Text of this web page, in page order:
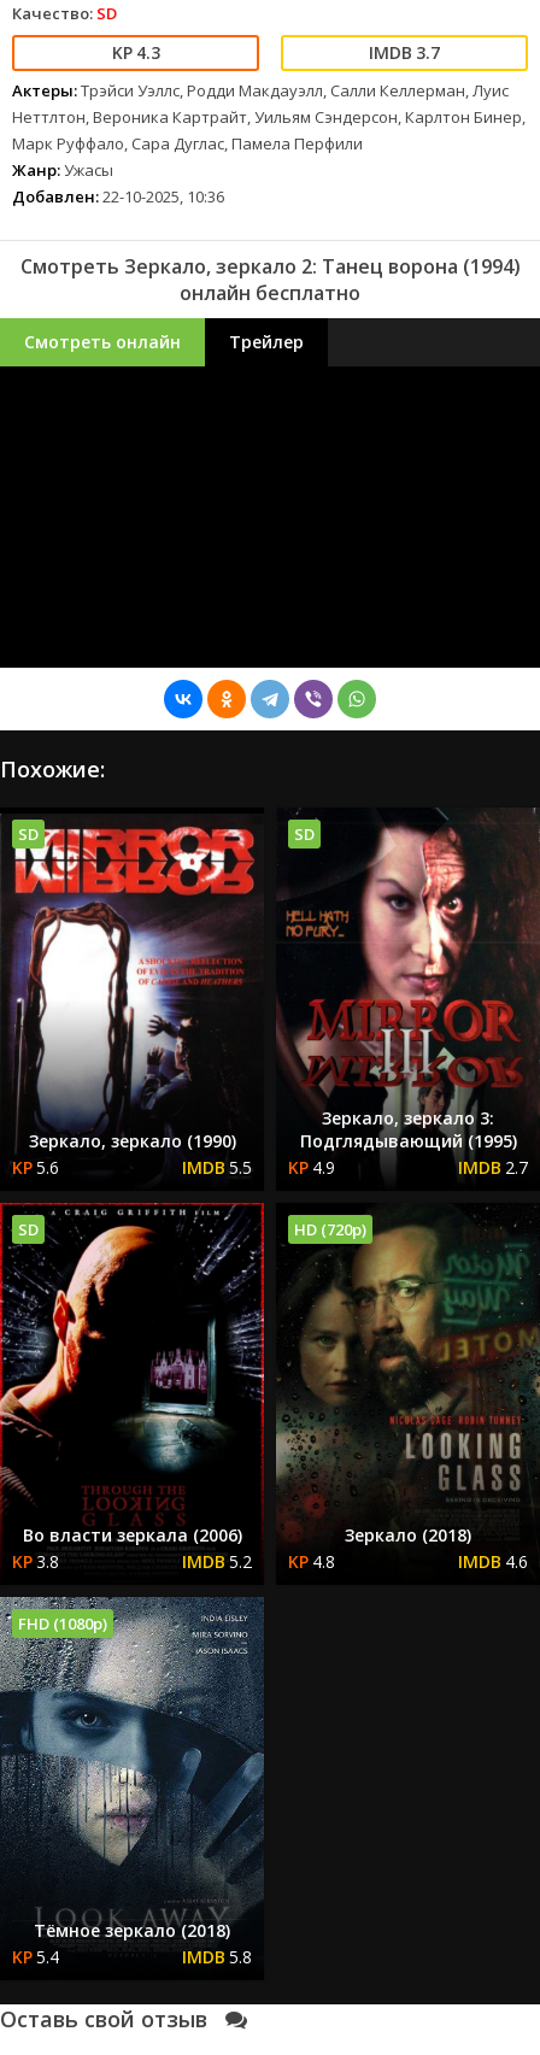
Качество: SD
4.3 3.7
Актеры:Трэйси Уэллс, Родди Макдауэлл, Салли Келлерман, Луис
Неттлтон, Вероника Картрайт, Уильям Сэндерсон, Карлтон Бинер,
Марк Руффало, Сара Дуглас, Памела Перфили
Жанр:Ужасы
Добавлен:22-10-2025, 10:36
Смотреть Зеркало, зеркало 2: Танец ворона (1994)
онлайн бесплатно
Смотреть онлайн Трейлер
Похожие:
SD
Зеркало, зеркало (1990)
5.6
5.5
SD
Зеркало, зеркало 3:
Подглядывающий (1995)
4.9
2.7
SD
Во власти зеркала (2006)
3.8
5.2
HD (720p)
Зеркало (2018)
4.8
4.6
FHD (1080p)
Тёмное зеркало (2018)
5.4
5.8
Оставь свой отзыв